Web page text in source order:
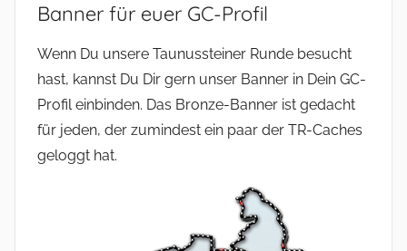
Banner für euer GC-Profil
Wenn Du unsere Taunussteiner Runde besucht
hast, kannst Du Dir gern unser Banner in Dein GC-
Profil einbinden. Das Bronze-Banner ist gedacht
für jeden, der zumindest ein paar der TR-Caches
geloggt hat.